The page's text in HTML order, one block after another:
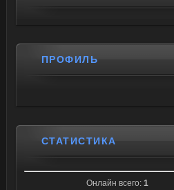
ПРОФИЛЬ
СТАТИСТИКА
Онлайн всего: 1